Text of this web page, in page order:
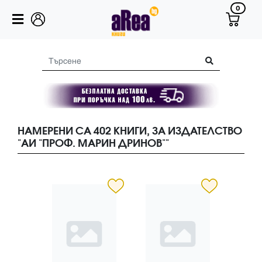
0
НАМЕРЕНИ СА 402 КНИГИ, ЗА ИЗДАТЕЛСТВО
"АИ "ПРОФ. МАРИН ДРИНОВ""